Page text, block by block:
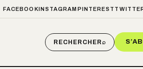
FACEBOOKINSTAGRAM PINTEREST
RECHERCHER⌕